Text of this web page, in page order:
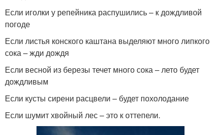
Если иголки у репейника распушились – к дождливой
погоде
Если листья конского каштана выделяют много липкого
сока – жди дождя
Если весной из березы течет много сока – лето будет
дождливым
Если кусты сирени расцвели – будет похолодание
Если шумит хвойный лес – это к оттепели.